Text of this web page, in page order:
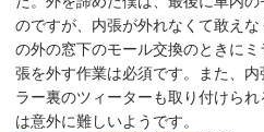
のですが、内張が外れなくて敢え
の外の窓下のモール交換のときに
張を外す作業は必須です。また、
ラー裏のツィーターも取り付けら
は意外に難しいようです。